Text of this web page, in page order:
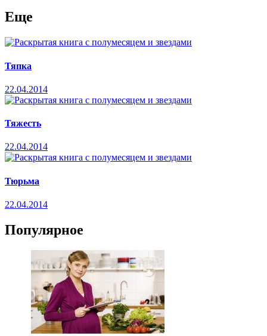
Еще
Тяпка
22.04.2014
Тяжесть
22.04.2014
Тюрьма
22.04.2014
Популярное